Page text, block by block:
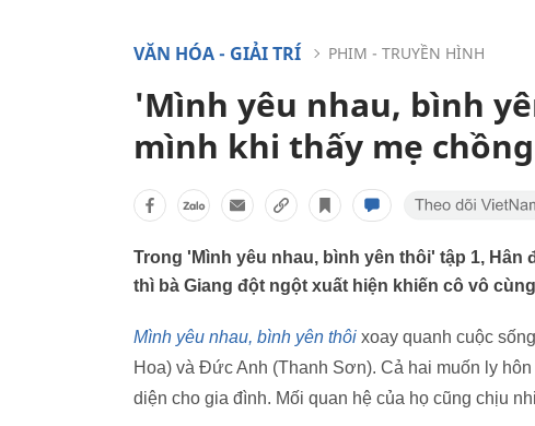
VĂN HÓA - GIẢI TRÍ PHIM - TRUYỀN HÌNH
'Mình yêu nhau, bình
mình khi thấy mẹ chồng
Trong 'Mình yêu nhau, bình yên thôi' tập 1,
thì bà Giang đột ngột xuất hiện khiến cô vô
Mình yêu nhau, bình yên thôi xoay quanh cuộc
Hoa) và Đức Anh (Thanh Sơn). Cả hai muốn ly
diện cho gia đình. Mối quan hệ của họ cũng chịu